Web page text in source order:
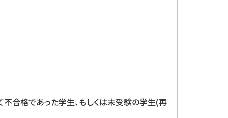
合格であった学生、もしくは未受験の学生(再